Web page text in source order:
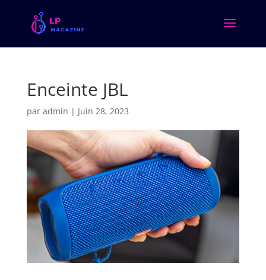
Enceinte JBL
par admin | Juin 28, 2023